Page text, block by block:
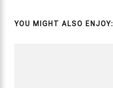
YOU MIGHT ALSO ENJOY: